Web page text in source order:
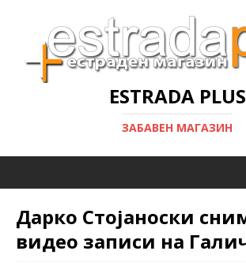
ESTRADA PLUS
ЗАБАВЕН МАГАЗИН
Дарко Стојаноски
видео записи на